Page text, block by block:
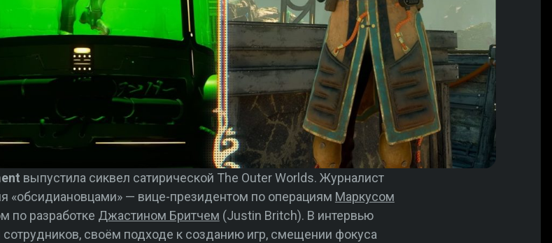
выпустила сиквел сатирической The Outer Worlds. Журналист
«обсидиановцами» — вице-президентом по операциям Маркусом
по разработке Джастином Бритчем (Justin Britch). В интервью
своём подходе к созданию игр, смещении фокуса